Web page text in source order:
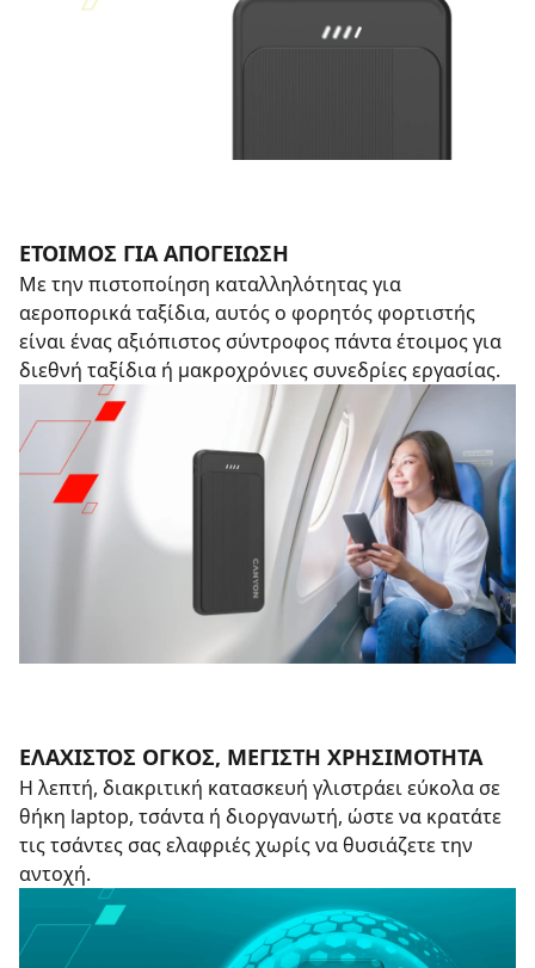
ΈΤΟΙΜΟΣ ΓΙΑ ΑΠΟΓΕΊΩΣΗ
Με την πιστοποίηση καταλληλότητας για
αεροπορικά ταξίδια, αυτός ο φορητός φορτιστής
είναι ένας αξιόπιστος σύντροφος πάντα έτοιμος για
διεθνή ταξίδια ή μακροχρόνιες συνεδρίες εργασίας.
ΕΛΆΧΙΣΤΟΣ ΌΓΚΟΣ, ΜΈΓΙΣΤΗ ΧΡΗΣΙΜΌΤΗΤΑ
Η λεπτή, διακριτική κατασκευή γλιστράει εύκολα σε
θήκη laptop, τσάντα ή διοργανωτή, ώστε να κρατάτε
τις τσάντες σας ελαφριές χωρίς να θυσιάζετε την
αντοχή.